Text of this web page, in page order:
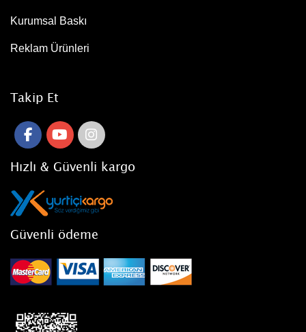
Kurumsal Baskı
Reklam Ürünleri
Takip Et
Hızlı & Güvenli kargo
Güvenli ödeme